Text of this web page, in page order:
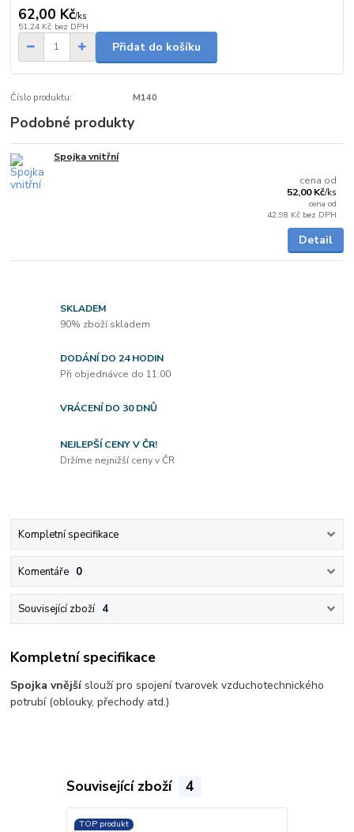
62,00 Kč/ks
51,24 Kč bez DPH
Přidat do košíku
Číslo produktu: M140
Podobné produkty
Spojka vnitřní
cena od
52,00 Kč/ks
cena od
42,98 Kč bez DPH
Detail
SKLADEM
90% zboží skladem
DODÁNÍ DO 24 HODIN
Při objednávce do 11:00
VRÁCENÍ DO 30 DNŮ
NEJLEPŠÍ CENY V ČR!
Držíme nejnižší ceny v ČR
Kompletní specifikace
Komentáře 0
Související zboží 4
Kompletní specifikace
Spojka vnějšíslouží pro spojení tvarovek vzduchotechnického
potrubí (oblouky, přechody atd.)
Související zboží 4
TOP produkt